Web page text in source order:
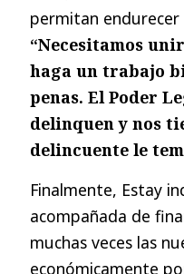
permitan
“Necesitamos
haga un trabajo
penas. El Poder
delinquen y nos
delincuente le
Finalmente, Estay
acompañada de
muchas veces las
económicamente